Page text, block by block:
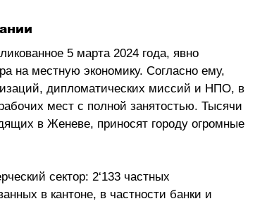
5 марта 2024 года, явно
на местную экономику. Согласно ему,
дипломатических миссий и НПО, в
мест с полной занятостью. Тысячи
в Женеве, приносят городу огромные
сектор: 2‘133 частных
в кантоне, в частности банки и